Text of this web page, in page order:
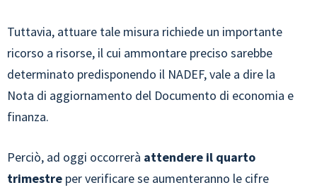
Tuttavia, attuare tale misura richiede un importante
ricorso a risorse, il cui ammontare preciso sarebbe
determinato predisponendo il NADEF, vale a dire la
Nota di aggiornamento del Documento di economia e
finanza.
Perciò, ad oggi occorrerà attendere il quarto
trimestre per verificare se aumenteranno le cifre